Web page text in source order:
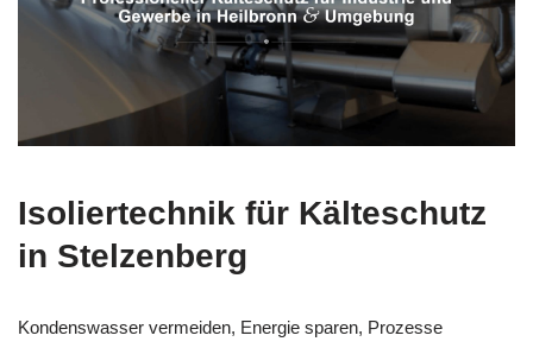
Isoliertechnik für Kälteschutz
in Stelzenberg
Kondenswasser vermeiden, Energie sparen, Prozesse